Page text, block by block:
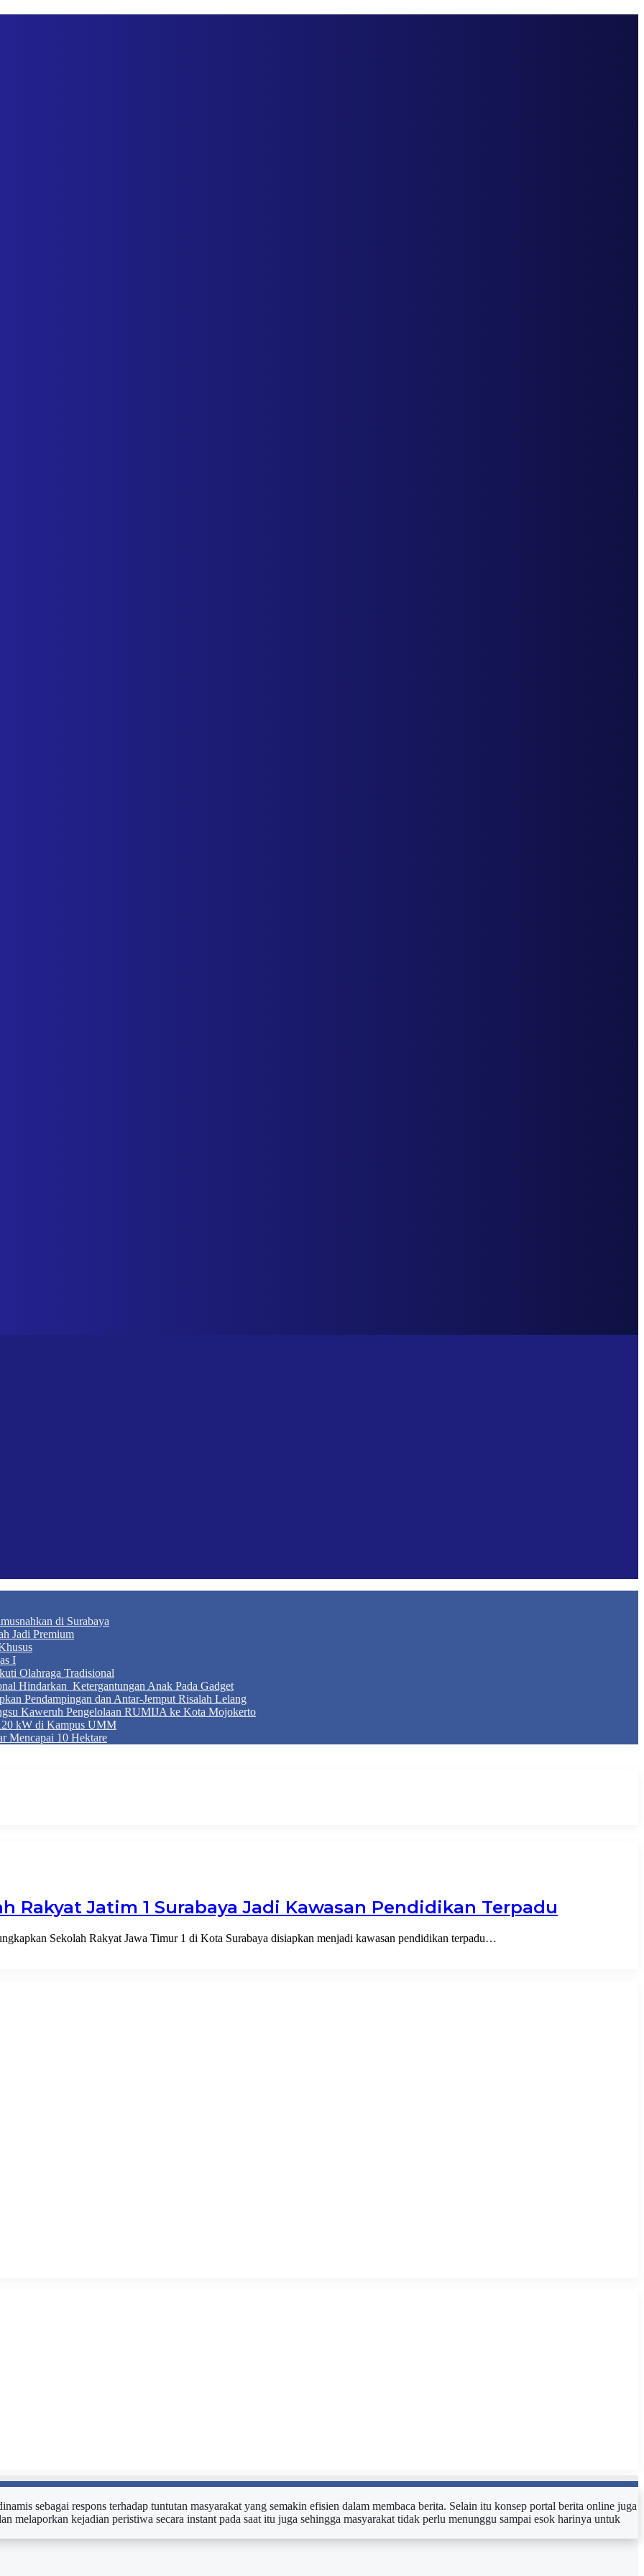
di Surabaya
Jadi Premium
I
Olahraga Tradisional
Hindarkan Ketergantungan Anak Pada Gadget
Pendampingan dan Antar-Jemput Risalah Lelang
Kaweruh Pengelolaan RUMIJA ke Kota Mojokerto
kW di Kampus UMM
Mencapai 10 Hektare
Rakyat Jatim 1 Surabaya Jadi Kawasan Pendidikan Terpadu
Sekolah Rakyat Jawa Timur 1 di Kota Surabaya disiapkan menjadi kawasan pendidikan terpadu…
sebagai respons terhadap tuntutan masyarakat yang semakin efisien dalam membaca berita. Selain itu konsep portal berita online juga
melaporkan kejadian peristiwa secara instant pada saat itu juga sehingga masyarakat tidak perlu menunggu sampai esok harinya untuk